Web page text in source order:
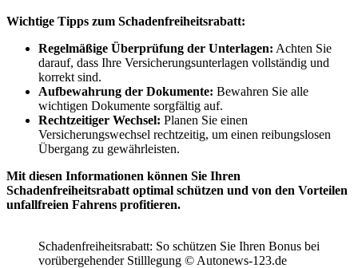
Wichtige Tipps zum Schadenfreiheitsrabatt:
Regelmäßige Überprüfung der Unterlagen: Achten Sie
darauf, dass Ihre Versicherungsunterlagen vollständig und
korrekt sind.
Aufbewahrung der Dokumente: Bewahren Sie alle
wichtigen Dokumente sorgfältig auf.
Rechtzeitiger Wechsel: Planen Sie einen
Versicherungswechsel rechtzeitig, um einen reibungslosen
Übergang zu gewährleisten.
Mit diesen Informationen können Sie Ihren
Schadenfreiheitsrabatt optimal schützen und von den Vorteilen
unfallfreien Fahrens profitieren.
Schadenfreiheitsrabatt: So schützen Sie Ihren Bonus bei
vorübergehender Stilllegung © Autonews-123.de